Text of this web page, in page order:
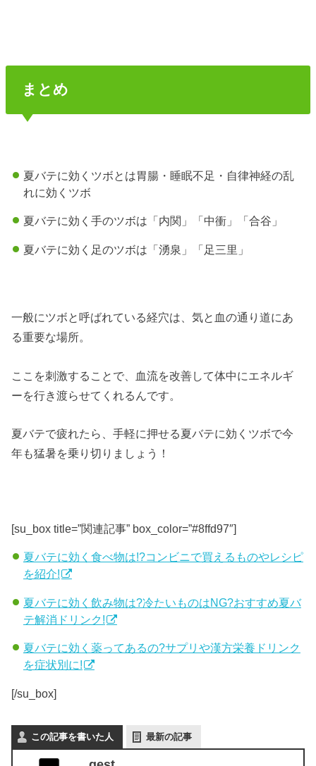
まとめ
夏バテに効くツボとは胃腸・睡眠不足・自律神経の乱
れに効くツボ
夏バテに効く手のツボは「内関」「中衝」「合谷」
夏バテに効く足のツボは「湧泉」「足三里」
一般にツボと呼ばれている経穴は、気と血の通り道にあ
る重要な場所。
ここを刺激することで、血流を改善して体中にエネルギ
ーを行き渡らせてくれるんです。
夏バテで疲れたら、手軽に押せる夏バテに効くツボで今
年も猛暑を乗り切りましょう！
[su_box title=”関連記事” box_color=”#8ffd97″]
夏バテに効く食べ物は!?コンビニで買えるものやレシピ
を紹介!
夏バテに効く飲み物は?冷たいものはNG?おすすめ夏バ
テ解消ドリンク!
夏バテに効く薬ってあるの?サプリや漢方栄養ドリンク
を症状別に!
[/su_box]
この記事を書いた人 最新の記事